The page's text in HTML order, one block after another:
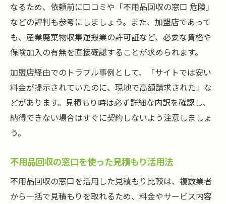
なるため、依頼前に口コミや「不用品回収の窓口 危険」
などの評判も参考にしましょう。また、加盟店であって
も、産業廃棄物収集運搬業の許可証など、必要な資格や
保険加入の有無を直接確認することが求められます。
加盟店経由でのトラブル事例として、「サイトでは安い
料金が提示されていたのに、現地で高額請求された」な
どがあります。見積もり時は必ず詳細な内訳を確認し、
納得できない場合はすぐに契約しないよう注意しましょ
う。
不用品回収の窓口を使った見積もり活用法
不用品回収の窓口を活用した見積もり比較は、複数業者
から一括で見積もりを取れるため、料金やサービス内容